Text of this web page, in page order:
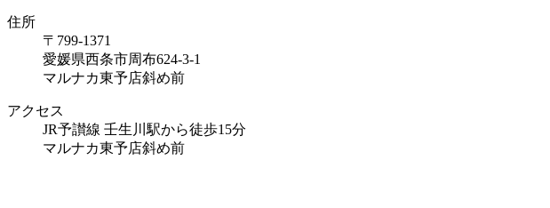
住所
〒799-1371
愛媛県西条市周布624-3-1
マルナカ東予店斜め前
アクセス
JR予讃線 壬生川駅から徒歩15分
マルナカ東予店斜め前